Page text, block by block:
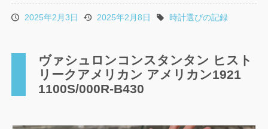
投2025年2月3日
更2025年2月8日
タ時計選びの記録
ヴァシュロンコンスタンタン ヒスト
リークアメリカン アメリカン1921
1100S/000R-B430